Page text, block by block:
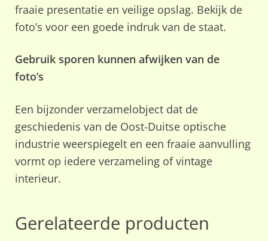
fraaie presentatie en veilige opslag. Bekijk de
foto’s voor een goede indruk van de staat.
Gebruik sporen kunnen afwijken van de
foto’s
Een bijzonder verzamelobject dat de
geschiedenis van de Oost-Duitse optische
industrie weerspiegelt en een fraaie aanvulling
vormt op iedere verzameling of vintage
interieur.
Gerelateerde producten